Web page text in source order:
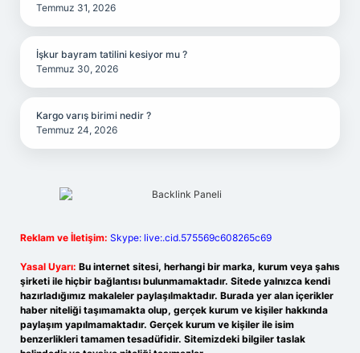
Temmuz 31, 2026
İşkur bayram tatilini kesiyor mu ?
Temmuz 30, 2026
Kargo varış birimi nedir ?
Temmuz 24, 2026
Reklam ve İletişim: Skype: live:.cid.575569c608265c69
Yasal Uyarı: Bu internet sitesi, herhangi bir marka, kurum veya şahıs
şirketi ile hiçbir bağlantısı bulunmamaktadır. Sitede yalnızca kendi
hazırladığımız makaleler paylaşılmaktadır. Burada yer alan içerikler
haber niteliği taşımamakta olup, gerçek kurum ve kişiler hakkında
paylaşım yapılmamaktadır. Gerçek kurum ve kişiler ile isim
benzerlikleri tamamen tesadüfidir. Sitemizdeki bilgiler taslak